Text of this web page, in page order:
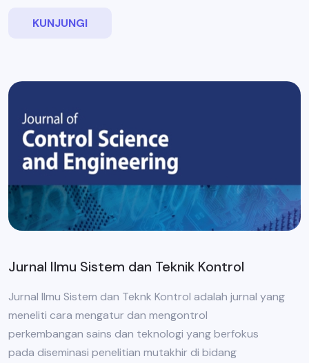
KUNJUNGI
Jurnal Ilmu Sistem dan Teknik Kontrol
Jurnal Ilmu Sistem dan Teknk Kontrol adalah jurnal yang
meneliti cara mengatur dan mengontrol
perkembangan sains dan teknologi yang berfokus
pada diseminasi penelitian mutakhir di bidang